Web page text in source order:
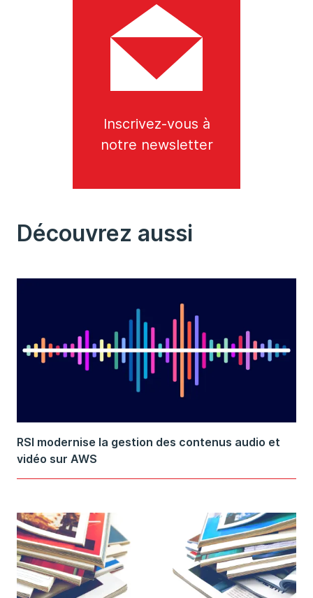
Inscrivez-vous à
notre newsletter
Découvrez aussi
RSI modernise la gestion des contenus audio et
vidéo sur AWS